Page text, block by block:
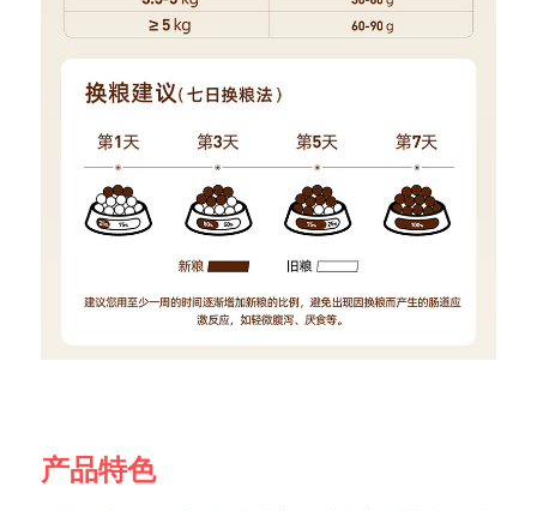
产品特色